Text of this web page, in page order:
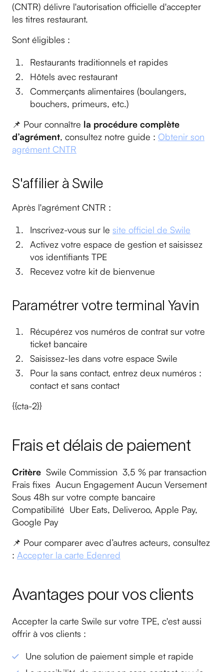
(CNTR) délivre l'autorisation officielle d'accepter
les titres restaurant.
Sont éligibles :
Restaurants traditionnels et rapides
Hôtels avec restaurant
Commerçants alimentaires (boulangers,
bouchers, primeurs, etc.)
📌 Pour connaître la procédure complète
d’agrément, consultez notre guide : Obtenir son
agrément CNTR
S'affilier à Swile
Après l'agrément CNTR :
Inscrivez-vous sur le site officiel de Swile
Activez votre espace de gestion et saisissez
vos identifiants TPE
Recevez votre kit de bienvenue
Paramétrer votre terminal Yavin
Récupérez vos numéros de contrat sur votre
ticket bancaire
Saisissez-les dans votre espace Swile
Pour la sans contact, entrez deux numéros :
contact et sans contact
{{cta-2}}
Frais et délais de paiement
Critère Swile Commission 3,5 % par transaction
Frais fixes Aucun Engagement Aucun Versement
Sous 48h sur votre compte bancaire
Compatibilité Uber Eats, Deliveroo, Apple Pay,
Google Pay
📌 Pour comparer avec d’autres acteurs, consultez
: Accepter la carte Edenred
Avantages pour vos clients
Accepter la carte Swile sur votre TPE, c'est aussi
offrir à vos clients :
Une solution de paiement simple et rapide